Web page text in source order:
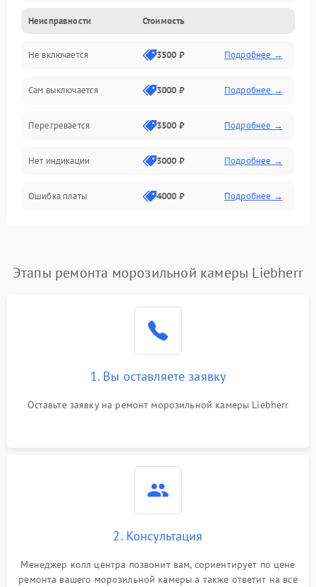
Механика
Неисправности Стоимость
Не включается 3500 ₽ Подробнее →
Сам выключается 3000 ₽ Подробнее →
Перегревается 3500 ₽ Подробнее →
Нет индикации 3000 ₽ Подробнее →
Ошибка платы 4000 ₽ Подробнее →
Этапы ремонта морозильной камеры Liebherr
1. Вы оставляете заявку
Оставьте заявку на ремонт морозильной камеры Liebherr
2. Консультация
Менеджер колл центра позвонит вам, сориентирует по цене
ремонта вашего морозильной камеры а также ответит на все